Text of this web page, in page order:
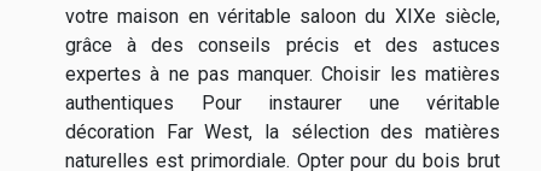
votre maison en véritable saloon du XIXe siècle,
grâce à des conseils précis et des astuces
expertes à ne pas manquer. Choisir les matières
authentiques Pour instaurer une véritable
décoration Far West, la sélection des matières
naturelles est primordiale. Opter pour du bois brut